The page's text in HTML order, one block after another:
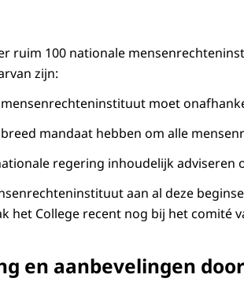
ruim 100 nationale
zijn:
moet
mandaat hebben om alle
regering inhoudelijk adviseren
aan al deze
het College recent nog bij het comité
en aanbevelingen